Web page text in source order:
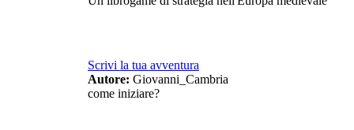
Scrivi la tua avventura
Autore: Giovanni_Cambria
come iniziare?